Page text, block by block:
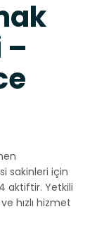
–
sakinleri için
aktiftir. Yetkili
hızlı hizmet